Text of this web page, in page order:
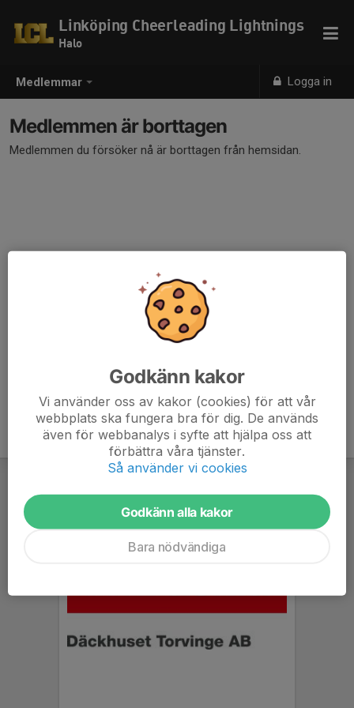
Medlemmar Logga in
Linköping Cheerleading Lightnings
Halo
Medlemmen är borttagen
Medlemmen du försöker nå är borttagen från hemsidan.
Godkänn kakor
Vi använder oss av kakor (cookies) för att vår
webbplats ska fungera bra för dig. De används
även för webbanalys i syfte att hjälpa oss att
förbättra våra tjänster.
Så använder vi cookies
Godkänn alla kakor
Bara nödvändiga